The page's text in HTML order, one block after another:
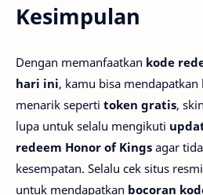
Kesimpulan
Dengan memanfaatkan kode
hari ini, kamu bisa mendapatkan
menarik seperti token gratis,
lupa untuk selalu mengikuti
redeem Honor of Kings agar
kesempatan. Selalu cek situs
untuk mendapatkan bocoran